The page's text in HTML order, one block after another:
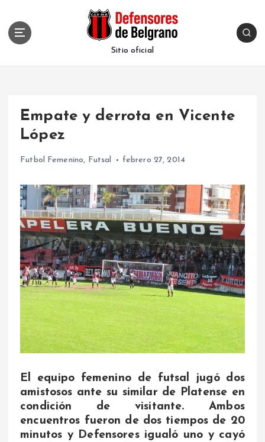
Sitio oficial
Empate y derrota en Vicente
López
Futbol Femenino, Futsal febrero 27, 2014
El equipo femenino de futsal jugó dos
amistosos ante su similar de Platense en
condición de visitante. Ambos
encuentros fueron de dos tiempos de 20
minutos y Defensores igualó uno y cayó